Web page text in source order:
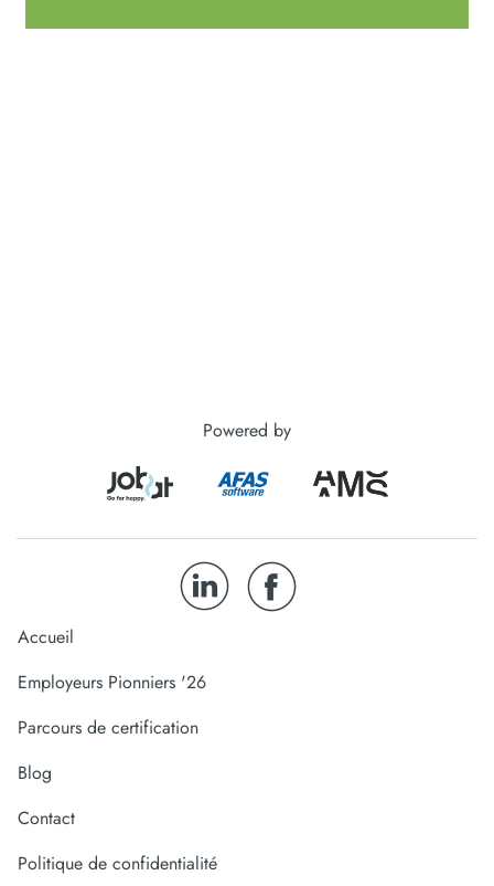
Powered by
Accueil
Employeurs Pionniers '26
Parcours de certification
Blog
Contact
Politique de confidentialité